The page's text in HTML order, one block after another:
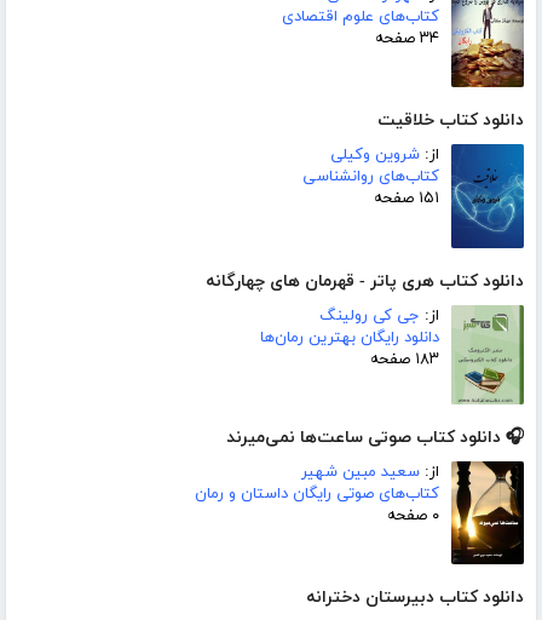
کتاب‌های علوم اقتصادی
۳۴ صفحه
دانلود کتاب خلاقیت
از: شروین وکیلی
کتاب‌های روانشناسی
۱۵۱ صفحه
دانلود کتاب هری پاتر - قهرمان های چهارگانه
از: جی کی رولینگ
دانلود رایگان بهترین رمان‌ها
۱۸۳ صفحه
🎧 دانلود کتاب صوتی ساعت‌ها نمی‌میرند
از: سعید مبین شهیر
کتاب‌های صوتی رایگان داستان و رمان
۰ صفحه
دانلود کتاب دبیرستان دخترانه